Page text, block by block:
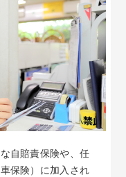
自賠責保険や、任
保険）に加入され